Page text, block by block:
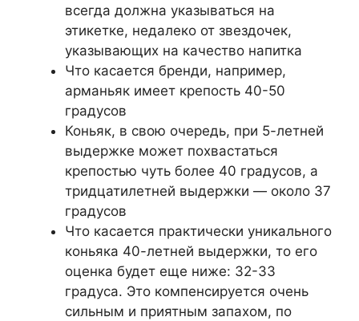
всегда должна указываться на
этикетке, недалеко от звездочек,
указывающих на качество напитка
Что касается бренди, например,
арманьяк имеет крепость 40-50
градусов
Коньяк, в свою очередь, при 5-летней
выдержке может похвастаться
крепостью чуть более 40 градусов, а
тридцатилетней выдержки — около 37
градусов
Что касается практически уникального
коньяка 40-летней выдержки, то его
оценка будет еще ниже: 32-33
градуса. Это компенсируется очень
сильным и приятным запахом, по